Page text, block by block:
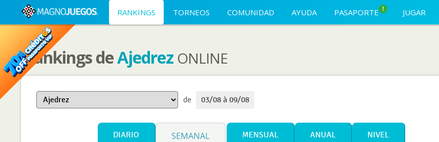
RANKINGS TORNEOS COMUNIDAD AYUDA PASAPORTE ! JUGAR
Rankings deAjedrez ONLINE
de 03/08 à 09/08
DIARIO SEMANAL MENSUAL ANUAL NIVEL